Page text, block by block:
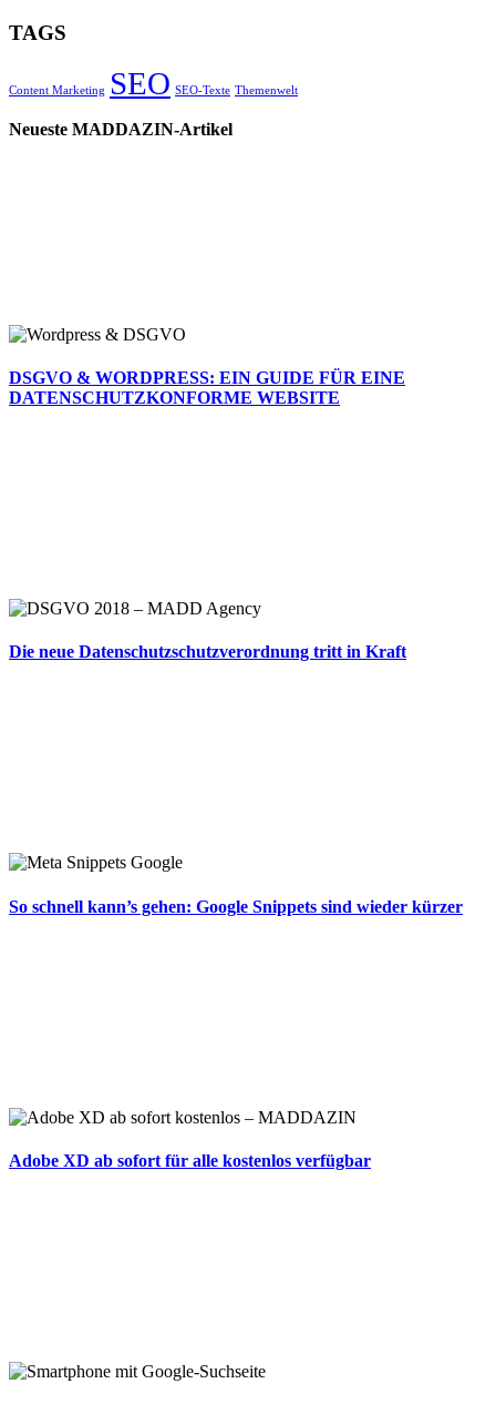
TAGS
Content Marketing SEO SEO-Texte Themenwelt
Neueste MADDAZIN-Artikel
DSGVO & WORDPRESS: EIN GUIDE FÜR EINE
DATENSCHUTZKONFORME WEBSITE
Die neue Datenschutzschutzverordnung tritt in Kraft
So schnell kann’s gehen: Google Snippets sind wieder kürzer
Adobe XD ab sofort für alle kostenlos verfügbar